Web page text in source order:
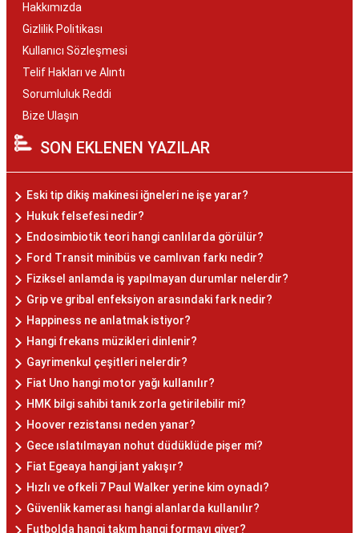
Hakkımızda
Gizlilik Politikası
Kullanıcı Sözleşmesi
Telif Hakları ve Alıntı
Sorumluluk Reddi
Bize Ulaşın
SON EKLENEN YAZILAR
Eski tip dikiş makinesi iğneleri ne işe yarar?
Hukuk felsefesi nedir?
Endosimbiotik teori hangi canlılarda görülür?
Ford Transit minibüs ve camlıvan farkı nedir?
Fiziksel anlamda iş yapılmayan durumlar nelerdir?
Grip ve gribal enfeksiyon arasındaki fark nedir?
Happiness ne anlatmak istiyor?
Hangi frekans müzikleri dinlenir?
Gayrimenkul çeşitleri nelerdir?
Fiat Uno hangi motor yağı kullanılır?
HMK bilgi sahibi tanık zorla getirilebilir mi?
Hoover rezistansı neden yanar?
Gece ıslatılmayan nohut düdüklüde pişer mi?
Fiat Egeaya hangi jant yakışır?
Hızlı ve ofkeli 7 Paul Walker yerine kim oynadı?
Güvenlik kamerası hangi alanlarda kullanılır?
Futbolda hangi takım hangi formayı giyer?